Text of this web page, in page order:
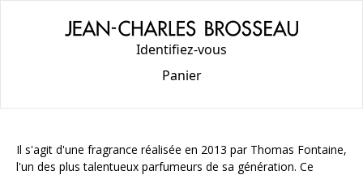
Identifiez-vous
Panier
Il s'agit d'une fragrance réalisée en 2013 par Thomas Fontaine,
l'un des plus talentueux parfumeurs de sa génération. Ce